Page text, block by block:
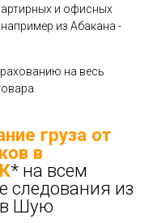
и офисных
из Абакана -
на весь
груза от
в
* на всем
следования из
в Шую